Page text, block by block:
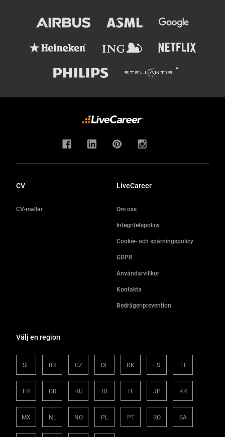
CV
CV-mallar
LiveCareer
Om oss
Integritetspolicy
Cookie- och spårningspolicy
GDPR
Användarvillkor
Kontakta
Bedrägeriprevention
Välj en region
SE BR CZ DE DK ES FI
FR GR HU ID IT JP KR
MX NL NO PL PT RO SA